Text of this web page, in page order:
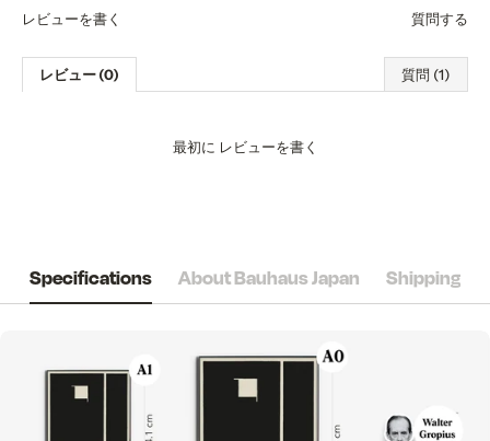
レビューを書く 質問する
レビュー (0) 質問 (1)
最初に レビューを書く
Specifications About Bauhaus Japan Shipping